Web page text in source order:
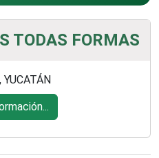
TODAS FORMAS
YUCATÁN